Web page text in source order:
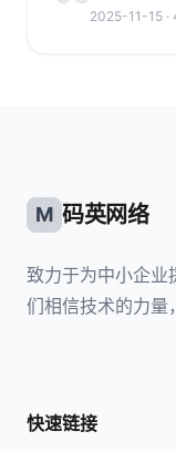
2025-11-15 ·
M 码英网络
致力于为中小企业
们相信技术的力量
快速链接